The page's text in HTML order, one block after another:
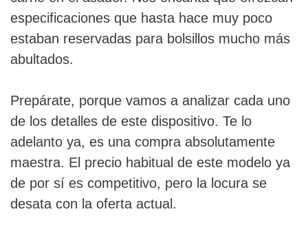
especificaciones que hasta hace muy poco
estaban reservadas para bolsillos mucho más
abultados.
Prepárate, porque vamos a analizar cada uno
de los detalles de este dispositivo. Te lo
adelanto ya, es una compra absolutamente
maestra. El precio habitual de este modelo ya
de por sí es competitivo, pero la locura se
desata con la oferta actual.